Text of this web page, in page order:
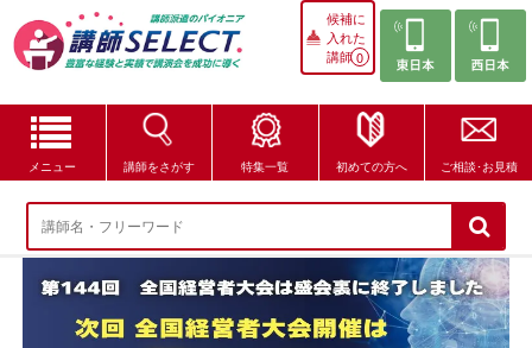
候補に
入れた
講師0
メニュー 講師をさがす 特集一覧 初めての方へ ご相談･お見積
講師をさがす
特集一覧
講師セレクトが選ばれる理由